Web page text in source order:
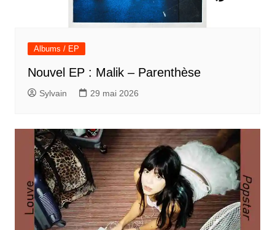
Albums / EP
Nouvel EP : Malik – Parenthèse
Sylvain 29 mai 2026